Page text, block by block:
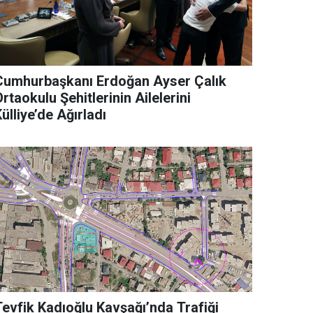
Erdoğan Ayser Çalık
Şehitlerinin Ailelerini
Ağırladı
Kadıoğlu Kavşağı’nda Trafiği